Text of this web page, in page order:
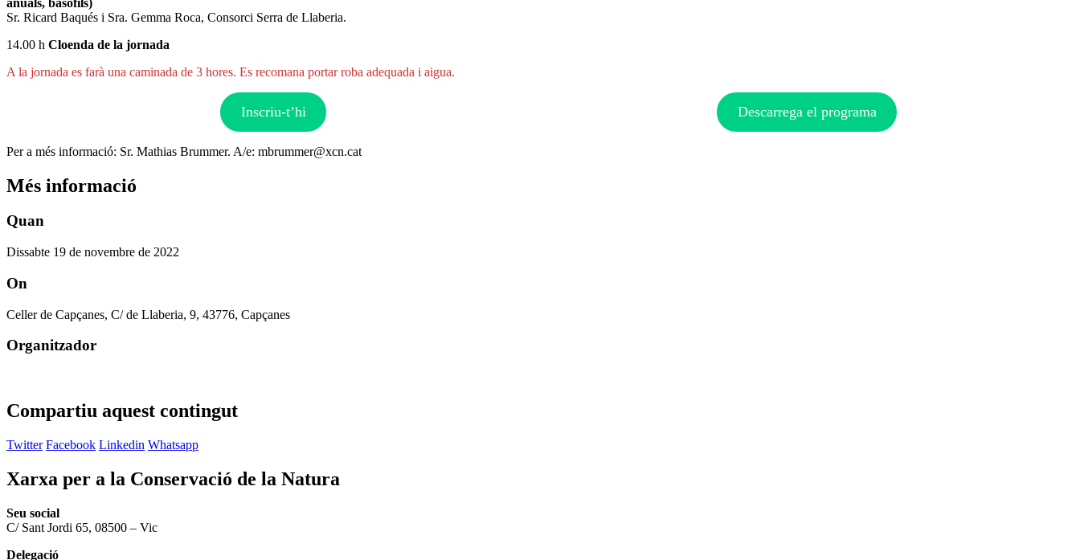
Sr. Ricard Baqués i Sra. Gemma Roca, Consorci Serra de Llaberia.
14.00 h Cloenda de la jornada
A la jornada es farà una caminada de 3 hores. Es recomana portar roba adequada i aigua.
Inscriu-t’hi Descarrega el programa
Per a més informació: Sr. Mathias Brummer. A/e: mbrummer@xcn.cat
Més informació
Quan
Dissabte 19 de novembre de 2022
On
Celler de Capçanes, C/ de Llaberia, 9, 43776, Capçanes
Organitzador
Compartiu aquest contingut
Twitter Facebook Linkedin Whatsapp
Xarxa per a la Conservació de la Natura
Seu social
C/ Sant Jordi 65, 08500 – Vic
Delegació